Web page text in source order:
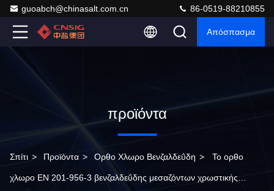
guoabch@chinasalt.com.cn 86-0519-88210855
Απόσπασμα
προϊόντα
Σπίτι > Προϊόντα > Ορθο Χλωρο Βενζαλδεΰδη > Το ορθο
χλωρο EN 201-956-3 βενζαλδεΰδης μεσαζόντων χρωστικής